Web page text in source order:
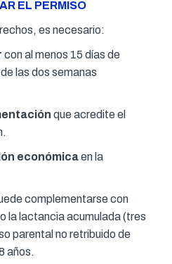
EL PERMISO
es necesario:
con al menos 15 días de
las dos semanas
que acredite el
económicaen la
complementarse con
la lactancia acumulada (tres
parental no retribuido de
años.